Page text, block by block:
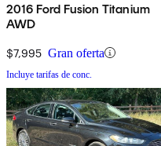
2016 Ford Fusion Titanium
AWD
$7,995 Gran oferta
Incluye tarifas de conc.